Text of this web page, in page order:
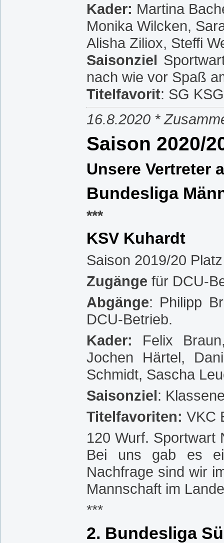
Kader: Martina
Monika Wilcken,
Alisha Ziliox, Steffi
Saisonziel
nach wie vor Spaß
Titelfavorit: SG
16.8.2020 *
Saison 2020/
Unsere Vertreter
Bundesliga
***
KSV Kuhardt
Saison 2019/20
Zugänge für DCU-
Abgänge: Philipp
DCU-Betrieb.
Kader: Felix
Jochen Härtel,
Schmidt, Sascha
Saisonziel:
Titelfavoriten: VKC
120 Wurf. Sportwart
Bei uns gab es
Nachfrage sind wir
Mannschaft im
***
2. Bundesliga